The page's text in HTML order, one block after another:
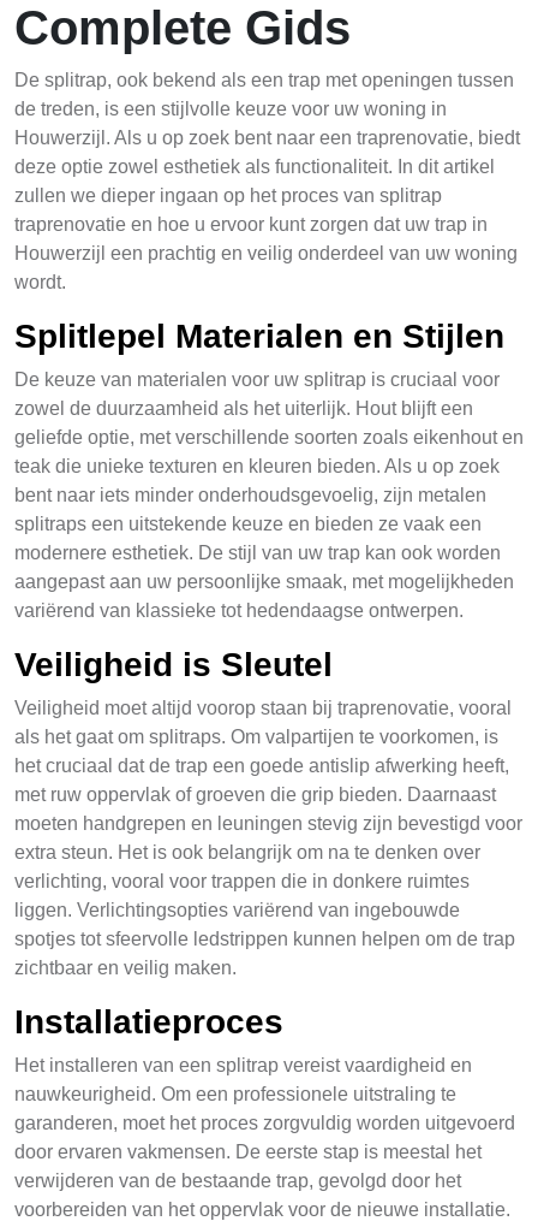
Complete Gids
De splitrap, ook bekend als een trap met openingen tussen
de treden, is een stijlvolle keuze voor uw woning in
Houwerzijl. Als u op zoek bent naar een traprenovatie, biedt
deze optie zowel esthetiek als functionaliteit. In dit artikel
zullen we dieper ingaan op het proces van splitrap
traprenovatie en hoe u ervoor kunt zorgen dat uw trap in
Houwerzijl een prachtig en veilig onderdeel van uw woning
wordt.
Splitlepel Materialen en Stijlen
De keuze van materialen voor uw splitrap is cruciaal voor
zowel de duurzaamheid als het uiterlijk. Hout blijft een
geliefde optie, met verschillende soorten zoals eikenhout en
teak die unieke texturen en kleuren bieden. Als u op zoek
bent naar iets minder onderhoudsgevoelig, zijn metalen
splitraps een uitstekende keuze en bieden ze vaak een
modernere esthetiek. De stijl van uw trap kan ook worden
aangepast aan uw persoonlijke smaak, met mogelijkheden
variërend van klassieke tot hedendaagse ontwerpen.
Veiligheid is Sleutel
Veiligheid moet altijd voorop staan bij traprenovatie, vooral
als het gaat om splitraps. Om valpartijen te voorkomen, is
het cruciaal dat de trap een goede antislip afwerking heeft,
met ruw oppervlak of groeven die grip bieden. Daarnaast
moeten handgrepen en leuningen stevig zijn bevestigd voor
extra steun. Het is ook belangrijk om na te denken over
verlichting, vooral voor trappen die in donkere ruimtes
liggen. Verlichtingsopties variërend van ingebouwde
spotjes tot sfeervolle ledstrippen kunnen helpen om de trap
zichtbaar en veilig maken.
Installatieproces
Het installeren van een splitrap vereist vaardigheid en
nauwkeurigheid. Om een professionele uitstraling te
garanderen, moet het proces zorgvuldig worden uitgevoerd
door ervaren vakmensen. De eerste stap is meestal het
verwijderen van de bestaande trap, gevolgd door het
voorbereiden van het oppervlak voor de nieuwe installatie.